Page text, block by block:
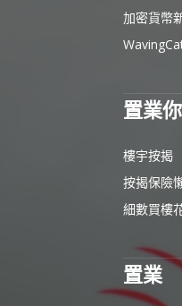
加密貨幣
置業
樓宇按揭
按揭保險
細數買樓
置業